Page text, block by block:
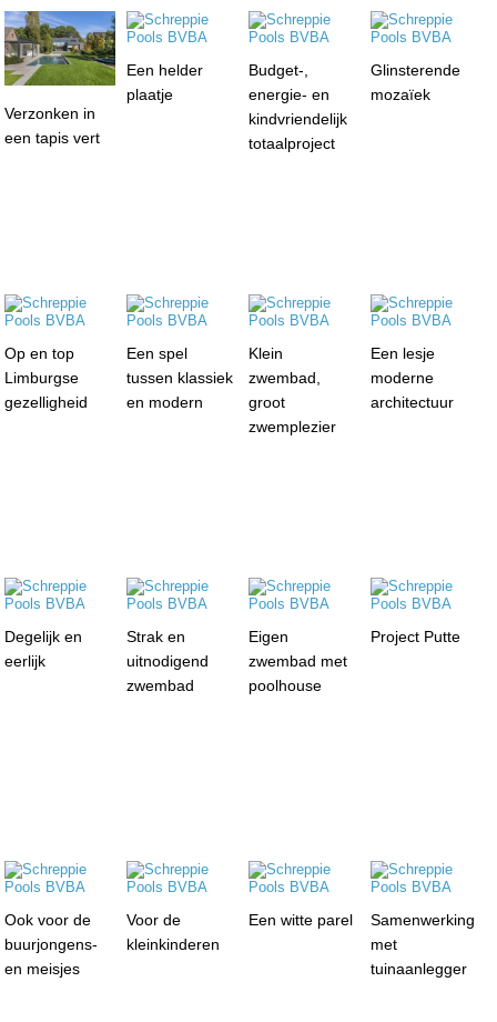
Verzonken in
een tapis vert
Een helder
plaatje
Budget-,
energie- en
kindvriendelijk
totaalproject
Glinsterende
mozaïek
Op en top
Limburgse
gezelligheid
Een spel
tussen klassiek
en modern
Klein
zwembad,
groot
zwemplezier
Een lesje
moderne
architectuur
Degelijk en
eerlijk
Strak en
uitnodigend
zwembad
Eigen
zwembad met
poolhouse
Project Putte
Ook voor de
buurjongens-
en meisjes
Voor de
kleinkinderen
Een witte parel
Samenwerking
met
tuinaanlegger